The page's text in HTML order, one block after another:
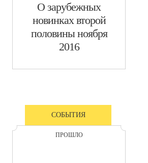
​О зарубежных
новинках второй
половины ноября
2016
СОБЫТИЯ
ПРОШЛО